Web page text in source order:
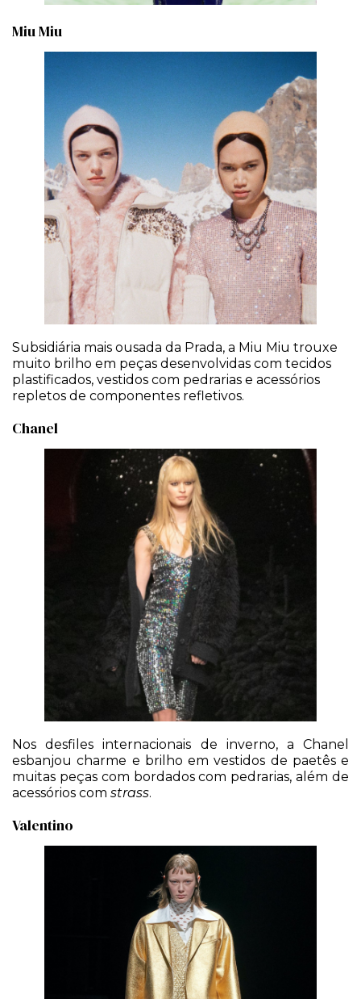
Miu Miu
Subsidiária mais ousada da Prada, a Miu Miu trouxe
muito brilho em peças desenvolvidas com tecidos
plastificados, vestidos com pedrarias e acessórios
repletos de componentes refletivos.
Chanel
Nos desfiles internacionais de inverno, a Chanel
esbanjou charme e brilho em vestidos de paetês e
muitas peças com bordados com pedrarias, além de
acessórios com strass.
Valentino